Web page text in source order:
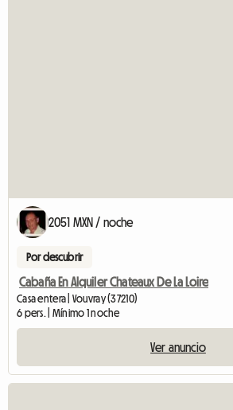
2051 MXN / noche
Por descubrir
Cabaña En Alquiler Chateaux De La Loire
Casa entera | Vouvray (37210)
6 pers. | Mínimo 1 noche
Ver anuncio